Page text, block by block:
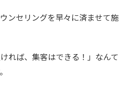
ンセリングを早々に済ませて施
れば、集客はできる！」なんて